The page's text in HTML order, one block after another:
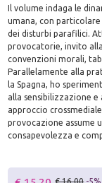
Il volume indaga le
umana, con
dei disturbi parafilici.
provocatorie, invito
convenzioni morali,
Parallelamente alla
la Spagna, ho
alla sensibilizzazione
approccio
provocazione assume
consapevolezza e